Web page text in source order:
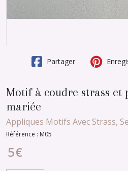
Partager
Motif à coudre strass et
mariée
Appliques Motifs Avec Strass,
Référence : M05
5€